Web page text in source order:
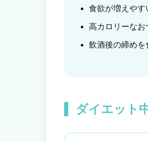
食欲が増えやす
高カロリーなお
飲酒後の締めを
ダイエット